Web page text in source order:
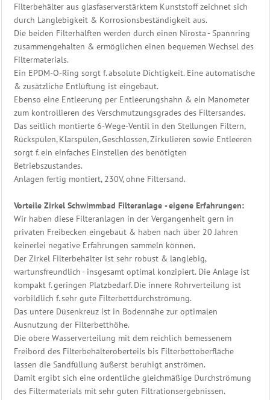
Filterbehälter aus glasfaserverstärktem Kunststoff zeichnet sich
durch Langlebigkeit & Korrosionsbeständigkeit aus.
Die beiden Filterhälften werden durch einen Nirosta - Spannring
zusammengehalten & ermöglichen einen bequemen Wechsel des
Filtermaterials.
Ein EPDM-O-Ring sorgt f. absolute Dichtigkeit. Eine automatische
& zusätzliche Entlüftung ist eingebaut.
Ebenso eine Entleerung per Entleerungshahn & ein Manometer
zum kontrollieren des Verschmutzungsgrades des Filtersandes.
Das seitlich montierte 6-Wege-Ventil in den Stellungen Filtern,
Rückspülen, Klarspülen, Geschlossen, Zirkulieren sowie Entleeren
sorgt f. ein einfaches Einstellen des benötigten
Betriebszustandes.
Anlagen fertig montiert, 230V, ohne Filtersand.
Vorteile Zirkel Schwimmbad Filteranlage - eigene Erfahrungen:
Wir haben diese Filteranlagen in der Vergangenheit gern in
privaten Freibecken eingebaut & haben nach über 20 Jahren
keinerlei negative Erfahrungen sammeln können.
Der Zirkel Filterbehälter ist sehr robust & langlebig,
wartunsfreundlich - insgesamt optimal konzipiert. Die Anlage ist
kompakt f. geringen Platzbedarf. Die innere Rohrverteilung ist
vorbildlich f. sehr gute Filterbettdurchströmung.
Das untere Düsenkreuz ist in Bodennähe zur optimalen
Ausnutzung der Filterbetthöhe.
Die obere Wasserverteilung mit dem reichlich bemessenem
Freibord des Filterbehälteroberteils bis Filterbettoberfläche
lassen die Sandfüllung äußerst beruhigt anströmen.
Damit ergibt sich eine ordentliche gleichmäßige Durchströmung
des Filtermaterials mit sehr guten Filtrationsergebnissen.